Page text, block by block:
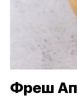
Фреш